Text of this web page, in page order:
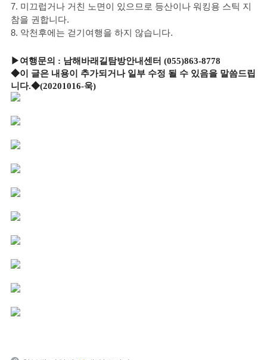
7. 미끄럽거나 거친 노면이 있으므로 등산이나 워킹용 스틱 지
참을 권합니다.
8. 악천후에는 걷기여행을 하지 않습니다.
▶여행문의 : 남해 바래길탐방안내센터 (055)863-8778
◆이 글은 내용이 추가되거나 일부 수정 될 수 있음을 말씀드립
니다.◆(20201016-욱)